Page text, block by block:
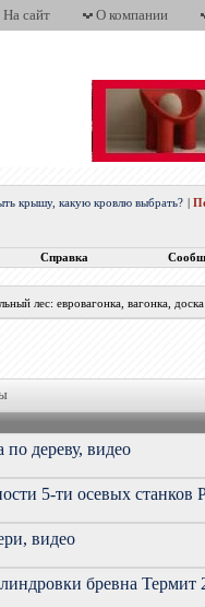
На сайт О компании
крышу, какую кровлю выбрать?
Справка
лес: евровагонка, вагонка,
по дереву, видео
5-ти осевых станков
видео
бревна Термит